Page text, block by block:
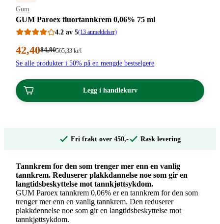
Merke
Gum
GUM Paroex fluortannkrem 0,06% 75 ml
4.2 av 5(13 anmeldelser)
Nåværende
pris:
kroner.
42,40Førpris:
kroner.
84,90Stykkpris:
kroner.
565 ,33 kr/l
Se alle produkter i 50% på en mengde bestselgere
Legg i handlekurv
Fri frakt over 450,- Rask levering
Tannkrem for den som trenger mer enn en vanlig
tannkrem. Reduserer plakkdannelse noe som gir en
langtidsbeskyttelse mot tannkjøttsykdom.
GUM Paroex tannkrem 0,06% er en tannkrem for den som
trenger mer enn en vanlig tannkrem. Den reduserer
plakkdennelse noe som gir en langtidsbeskyttelse mot
tannkjøttsykdom.